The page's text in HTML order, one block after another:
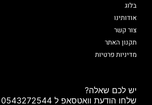
בלוג
אודותינו
צור קשר
תקנון האתר
מדיניות פרטיות
יש לכם שאלה?